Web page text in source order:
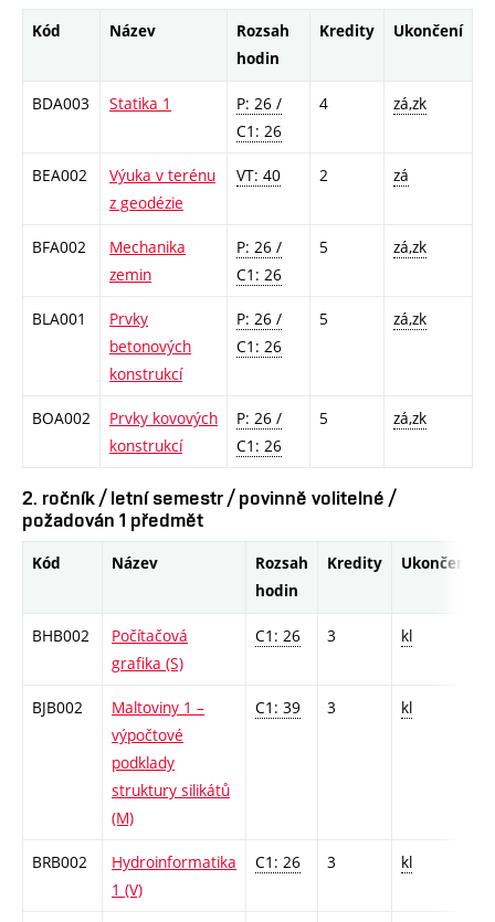
Kód Název
Rozsah
hodin
Kredity Ukončení
BDA003 Statika 1
P: 26 /
C1: 26
4 zá,zk
BEA002
Výuka v terénu
z geodézie
VT: 40 2 zá
BFA002
Mechanika
zemin
P: 26 /
C1: 26
5 zá,zk
BLA001
Prvky
betonových
konstrukcí
P: 26 /
C1: 26
5 zá,zk
BOA002
Prvky kovových
konstrukcí
P: 26 /
C1: 26
5 zá,zk
2. ročník / letní semestr / povinně volitelné /
požadován 1 předmět
Kód Název
Rozsah
hodin
Kredity Ukončení
BHB002
Počítačová
grafika (S)
C1: 26 3 kl
BJB002
Maltoviny 1 –
výpočtové
podklady
struktury silikátů
(M)
C1: 39 3 kl
BRB002
Hydroinformatika
1 (V)
C1: 26 3 kl